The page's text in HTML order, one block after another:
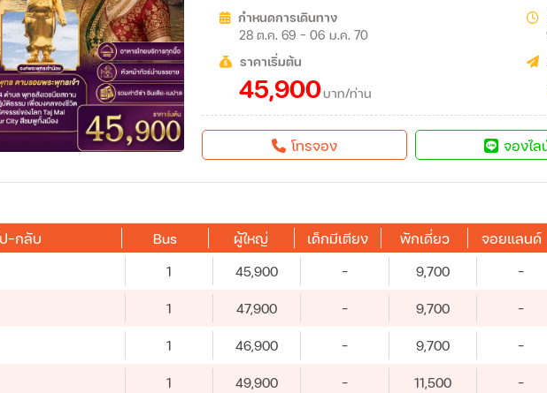
กำหนดการเดินทาง
28 ต.ค. 69 - 06 ม.ค. 70
ราคาเริ่มต้น
45,900บาท/ท่าน
โทรจอง จองไล
-กลับ Bus ผู้ใหญ่ เด็กมีเตียง พักเดี่ยว จอยแลนด์
1 45,900 - 9,700 -
1 47,900 - 9,700 -
1 46,900 - 9,700 -
1 49,900 - 11,500 -